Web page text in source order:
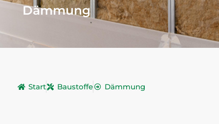
Dämmung
Start Baustoffe Dämmung